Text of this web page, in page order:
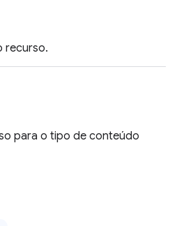
recurso.
para o tipo de conteúdo